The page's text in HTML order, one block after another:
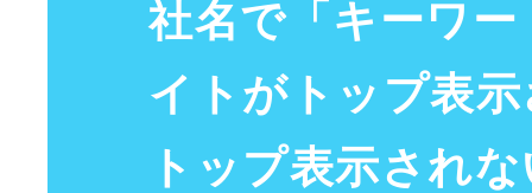
社名で「 キーワー
イト が トップ表示
トップ表示され